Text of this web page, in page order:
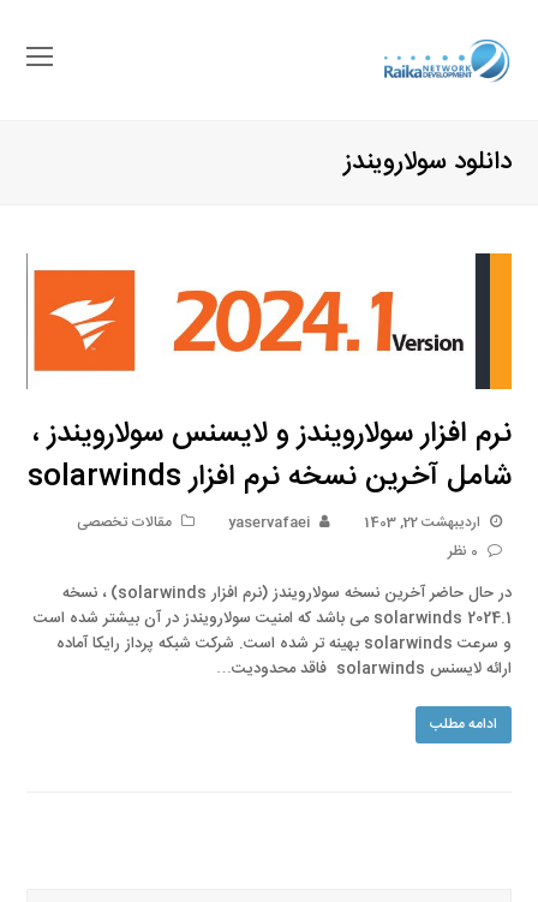
باز
دانلود سولارویندز
نرم افزار سولارویندز و لایسنس سولارویندز ،
شامل آخرین نسخه نرم افزار solarwinds
اردیبهشت 22, 1403 yaservafaei
مقالات تخصصی
0 نظر
در حال حاضر آخرین نسخه سولارویندز (نرم افزار solarwinds) ، نسخه
solarwinds 2024.1 می باشد که امنیت سولارویندز در آن بیشتر شده است
و سرعت solarwinds بهینه تر شده است. شرکت شبکه پرداز رایکا آماده
ارائه لایسنس solarwinds فاقد محدودیت…
ادامه مطلب